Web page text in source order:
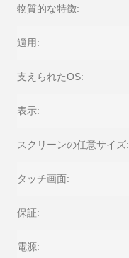
物質的な特徴:
適用:
支えられたOS:
表示:
スクリーンの任意サイズ:
タッチ画面:
保証:
電源: